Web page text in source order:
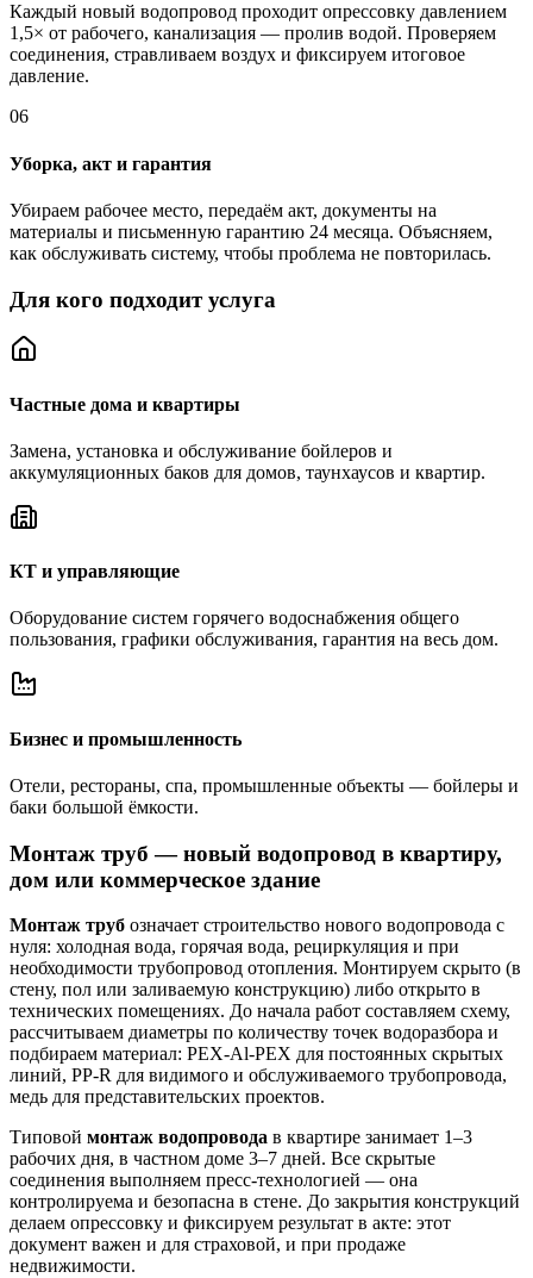
Каждый новый водопровод проходит опрессовку давлением
1,5× от рабочего, канализация — пролив водой. Проверяем
соединения, стравливаем воздух и фиксируем итоговое
давление.
06
Уборка, акт и гарантия
Убираем рабочее место, передаём акт, документы на
материалы и письменную гарантию 24 месяца. Объясняем,
как обслуживать систему, чтобы проблема не повторилась.
Для кого подходит услуга
Частные дома и квартиры
Замена, установка и обслуживание бойлеров и
аккумуляционных баков для домов, таунхаусов и квартир.
КТ и управляющие
Оборудование систем горячего водоснабжения общего
пользования, графики обслуживания, гарантия на весь дом.
Бизнес и промышленность
Отели, рестораны, спа, промышленные объекты — бойлеры и
баки большой ёмкости.
Монтаж труб — новый водопровод в квартиру,
дом или коммерческое здание
Монтаж труб означает строительство нового водопровода с
нуля: холодная вода, горячая вода, рециркуляция и при
необходимости трубопровод отопления. Монтируем скрыто (в
стену, пол или заливаемую конструкцию) либо открыто в
технических помещениях. До начала работ составляем схему,
рассчитываем диаметры по количеству точек водоразбора и
подбираем материал: PEX-Al-PEX для постоянных скрытых
линий, PP-R для видимого и обслуживаемого трубопровода,
медь для представительских проектов.
Типовой монтаж водопровода в квартире занимает 1–3
рабочих дня, в частном доме 3–7 дней. Все скрытые
соединения выполняем пресс-технологией — она
контролируема и безопасна в стене. До закрытия конструкций
делаем опрессовку и фиксируем результат в акте: этот
документ важен и для страховой, и при продаже
недвижимости.